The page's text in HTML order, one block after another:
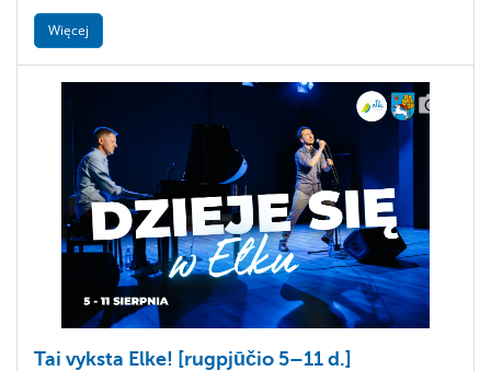
Więcej
Tai vyksta Elke! [rugpjūčio 5–11 d.]